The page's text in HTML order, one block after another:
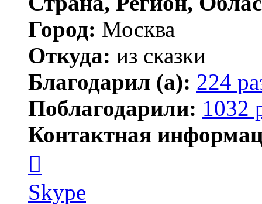
Город: Москва
Откуда: из сказки
Благодарил (а): 224
Поблагодарили: 1032
Контактная
пользователя
Kirilliq
Skype